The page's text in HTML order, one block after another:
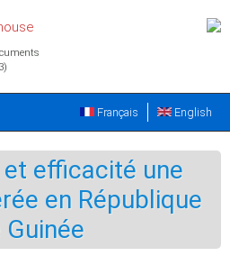
English
Français
efficacité une
en République
Guinée